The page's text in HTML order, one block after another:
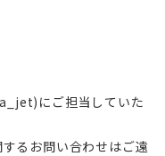
にご担当していた
るお問い合わせはご遠